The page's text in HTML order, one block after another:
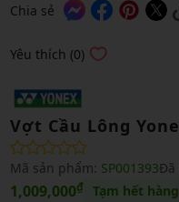
Chia sẻ
Yêu thích (0)
Vợt Cầu Lông
Mã sản phẩm: SP001393Đã
1,009,000₫ Tạm hết hàng